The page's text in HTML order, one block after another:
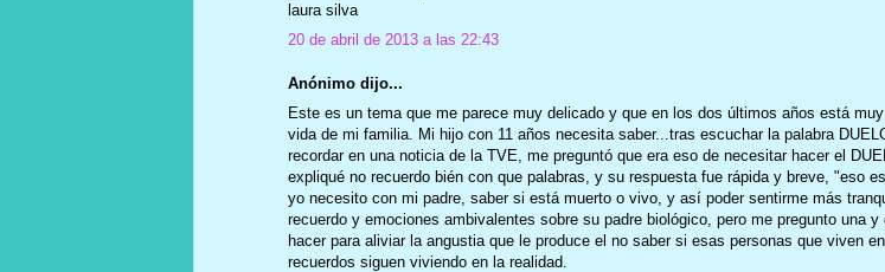
laura silva
20 de abril de 2013 a las 22:43
Anónimo dijo...
Este es un tema que me parece muy delicado y que en los dos últimos años está
vida de mi familia. Mi hijo con 11 años necesita saber...tras escuchar la palabra
recordar en una noticia de la TVE, me preguntó que era eso de necesitar hacer el
expliqué no recuerdo bién con que palabras, y su respuesta fue rápida y breve, "eso
yo necesito con mi padre, saber si está muerto o vivo, y así poder sentirme más
recuerdo y emociones ambivalentes sobre su padre biológico, pero me pregunto una y
hacer para aliviar la angustia que le produce el no saber si esas personas que viven
recuerdos siguen viviendo en la realidad.